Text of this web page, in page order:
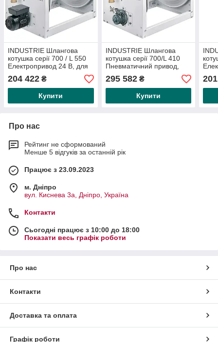
INDUSTRIE Шлангова
котушка серії 700 / L 550
Електропривод 24 В, для
повітря, води, дизельного
палива, 20
204 422 ₴
Купити
INDUSTRIE Шлангова
котушка серії 700/L 410
Пневматичний привод,
для повітря, води,
дизельного палива, 20
295 582₴
Купити
Про нас
Рейтинг не сформований
Менше 5 відгуків за останній рік
Працює з 23.09.2023
м. Дніпро
вул. Киснева 3а, Дніпро, Україна
Контакти
Сьогодні працює з 10:00 до 18:00
Показати весь графік роботи
Про нас
Контакти
Доставка та оплата
Графік роботи